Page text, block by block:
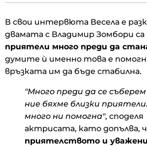
В свои интервюта Весела е
двамата с Владимир Зомбори са
приятели много преди да
думите ѝ именно това е
връзката им да бъде стабилна.
"Много преди да се съберем
ние бяхме близки
много ни помогна", споделя
актрисата, като допълва,
приятелството и